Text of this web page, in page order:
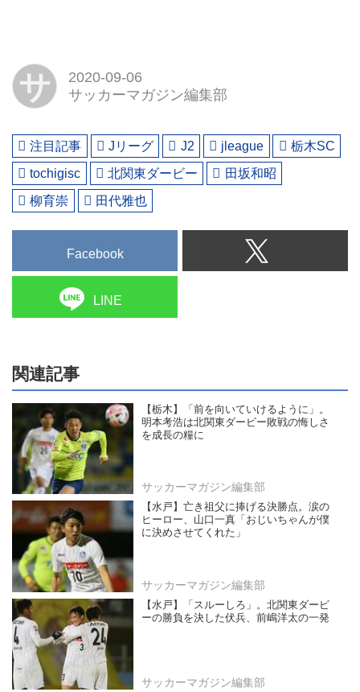
サ
2020-09-06
サッカーマガジン編集部
注目記事 Jリーグ J2 jleague
栃木SC
tochigisc
北関東ダービー
田坂和昭
柳育崇
田代雅也
Facebook
LINE
関連記事
【栃木】「前を向いていけるように」。
明本考浩は北関東ダービー敗戦の悔しさ
を成長の糧に
サッカーマガジン編集部
【水戸】亡き祖父に捧げる決勝点。涙の
ヒーロー、山口一真「おじいちゃんが僕
に決めさせてくれた」
サッカーマガジン編集部
【水戸】「スルーしろ」。北関東ダービ
ーの勝負を決した伏兵、前嶋洋太の一発
サッカーマガジン編集部